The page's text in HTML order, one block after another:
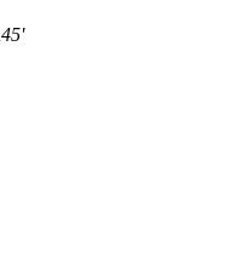
45'